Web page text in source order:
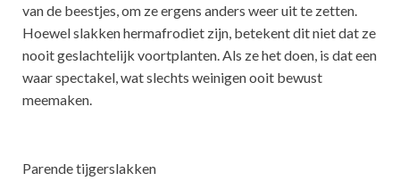
van de beestjes, om ze ergens anders weer uit te zetten.
Hoewel slakken hermafrodiet zijn, betekent dit niet dat ze
nooit geslachtelijk voortplanten. Als ze het doen, is dat een
waar spectakel, wat slechts weinigen ooit bewust
meemaken.
Parende tijgerslakken